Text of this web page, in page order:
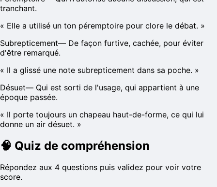
tranchant.
« Elle a utilisé un ton péremptoire pour clore le débat. »
Subrepticement— De façon furtive, cachée, pour éviter
d'être remarqué.
« Il a glissé une note subrepticement dans sa poche. »
Désuet— Qui est sorti de l'usage, qui appartient à une
époque passée.
« Il porte toujours un chapeau haut-de-forme, ce qui lui
donne un air désuet. »
🧠 Quiz de compréhension
Répondez aux 4 questions puis validez pour voir votre
score.